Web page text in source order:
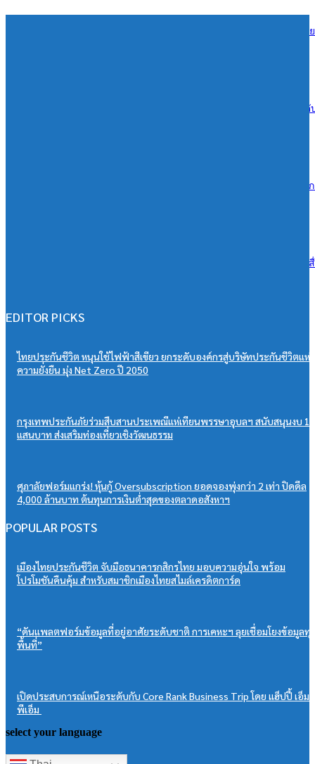
TIDLOR ส่งต่อความรู้การเงินสู่ชุมชนบ้านน้ำใส จ.ร้อยเอ็ด หนุนคนไทย
Reignwood ทุ่ม 1.4 พันล้านเปิดเกมรุก Sports & Wellness “RSPC”ยกระ
ซีพีแรม ผนึกกำลังทุกภาคส่วน สานต่อ 13 ปี “CPRAM Green Life” #ปลูก
ดีน่ารีเฟรชแบรนด์ครั้งใหญ่ ดึง BamBam ถ่ายทอดภาพลักษณ์ใหม่ ผ่าน
EDITOR PICKS
ไทยประกันชีวิต หนุนใช้ไฟฟ้าสีเขียว ยกระดับองค์กรสู่บริษัทประกันชีวิตแห่ง
ความยั่งยืน มุ่ง Net Zero ปี 2050
กรุงเทพประกันภัยร่วมสืบสานประเพณีแห่เทียนพรรษาอุบลฯ สนับสนุนงบ 1
แสนบาท ส่งเสริมท่องเที่ยวเชิงวัฒนธรรม
ศุภาลัยฟอร์มแกร่ง! หุ้นกู้ Oversubscription ยอดจองพุ่งกว่า 2 เท่า ปิดดีล
4,000 ล้านบาท ต้นทุนการเงินต่ำสุดของตลาดอสังหาฯ
POPULAR POSTS
เมืองไทยประกันชีวิต จับมือธนาคารกสิกรไทย มอบความอุ่นใจ พร้อม
โปรโมชันคืนคุ้ม สำหรับสมาชิกเมืองไทยสไมล์เครดิตการ์ด
“ดันแพลตฟอร์มข้อมูลที่อยู่อาศัยระดับชาติ การเคหะฯ ลุยเชื่อมโยงข้อมูลทุ
พื้นที่”
เปิดประสบการณ์เหนือระดับกับ Core Rank Business Trip โดย แฮ็ปปี้ เอ็ม
พีเอ็ม
select your language